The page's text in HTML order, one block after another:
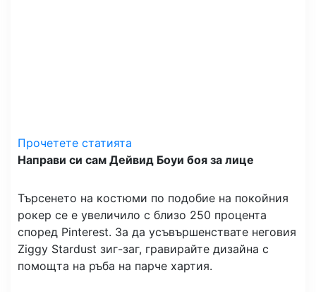
Прочетете статията
Направи си сам Дейвид Боуи боя за лице
Търсенето на костюми по подобие на покойния
рокер се е увеличило с близо 250 процента
според Pinterest. За да усъвършенствате неговия
Ziggy Stardust зиг-заг, гравирайте дизайна с
помощта на ръба на парче хартия.